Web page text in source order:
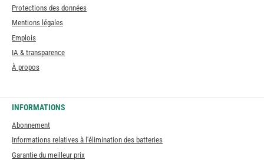
Protections des données
Mentions légales
Emplois
IA & transparence
À propos
INFORMATIONS
Abonnement
Informations relatives à l'élimination des batteries
Garantie du meilleur prix